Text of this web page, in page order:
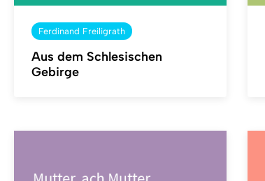
Ferdinand Freiligrath
Aus dem Schlesischen
Gebirge